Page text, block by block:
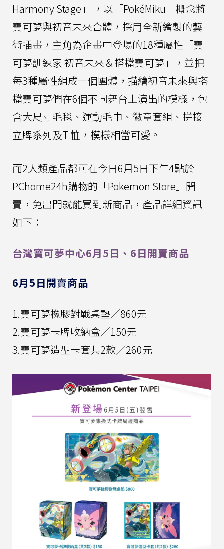
Harmony Stage」 ，以「PokéMiku」概念將
寶可夢與初音未來合體，採用全新繪製的藝
術插畫，主角為企畫中登場的18種屬性「寶
可夢訓練家 初音未來＆搭檔寶可夢」，並把
每3種屬性組成一個團體，描繪初音未來與搭
檔寶可夢們在6個不同舞台上演出的模樣，包
含大尺寸毛毯、運動毛巾、徽章套組、拼接
立牌系列及T 恤，模樣相當可愛。
而2大類產品都可在今日6月5日下午4點於
PChome24h購物的「Pokemon Store」開
賣，免出門就能買到新商品，產品詳細資訊
如下：
台灣寶可夢中心6月5日、6日開賣商品
6月5日開賣商品
1.寶可夢橡膠對戰桌墊／860元
2.寶可夢卡牌收納盒／150元
3.寶可夢造型卡套共2款／260元